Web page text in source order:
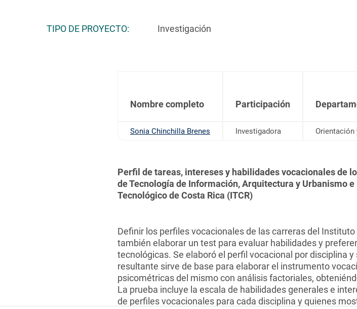
TIPO DE PROYECTO Investigación
Nombre completo Participación
Sonia Chinchilla Brenes Investigadora Orientación
Perfil de tareas, intereses y habilidades vocacionales de
de Tecnología de Información, Arquitectura y Urbanismo
Tecnológico de Costa Rica (ITCR)
Definir los perfiles vocacionales de las carreras del
también elaborar un test para evaluar habilidades y
tecnológicas. Se elaboró el perfil vocacional por disciplina
resultante sirve de base para elaborar el instrumento
psicométricas del mismo con análisis factoriales,
La prueba incluye la escala de habilidades generales e
de perfiles vocacionales para cada disciplina y quienes